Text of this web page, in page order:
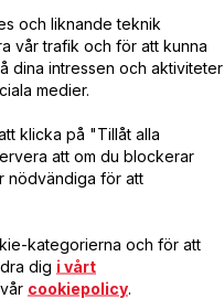
och liknande teknik
vår trafik och för att kunna
dina intressen och aktiviteter
medier.
klicka på "Tillåt alla
att om du blockerar
nödvändiga för att
kategorierna och för att
dig i vårt
cookiepolicy.